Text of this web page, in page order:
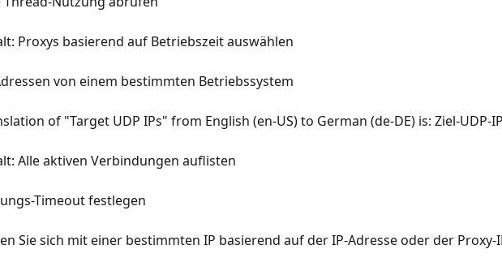
Proxys basierend auf Betriebszeit auswählen
von einem bestimmten Betriebssystem
of "Target UDP IPs" from English (en-US) to German (de-DE) is: Ziel-UDP-
Alle aktiven Verbindungen auflisten
Timeout festlegen
Sie sich mit einer bestimmten IP basierend auf der IP-Adresse oder der Proxy-